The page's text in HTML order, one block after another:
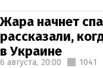
Жара начнет
рассказали,
в Украине
6 августа, 20:00 1041